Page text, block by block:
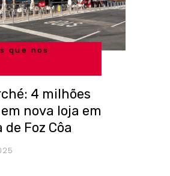
que nos
4 milhões
nova loja em
de Foz Côa